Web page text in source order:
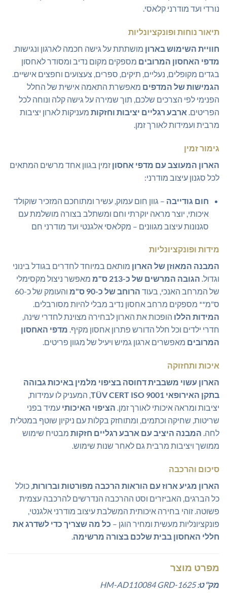
נורדי ועד מודרני קלאסי.
תיאור נוחות ופונקציונליות
חוויית השימוש בארון מושתתת על גישה חכמה לארגון ונגישות.
מדפי האחסון המרובים מספקים מקום נדיב ומסודר לאחסון
בגדים מקופלים, נעליים, תיקים, ספרים, צעצועים וחפצים אישיים.
הגמישות של המדפים מאפשרת התאמה אישית של החלל
הפנימי לפי הצרכים שלכם, תוך שמירה על גישה קלה ונוחה לכל
הפריטים. ארבע רגליים יציבות וחזקות מעניקות לארון יציבות
מרבית ועמידות לאורך זמן.
גימור זמין
הארון המעוצב עם מדפי אחסון זמין בגוון אחד מרשים המתאים
לכל סגנון עיצוב מודרני:
חום גודייבה – גוון חום עמוק, עשיר ומתוחכם המזכיר שוקולד
איכותי, יוצר מראה יוקרתי וחם ומשתלב בצורה מושלמת עם
סגנונות עיצוב מגוונים – מקלאסי אלגנטי ועד מודרני חם
מידות ופונקציונליות
המבנה המאוזן של הארון מותאם במיוחד לחדרים בגודל בינוני
וגדול. הגובה המרשים של כ-213 ס"מ
מאפשר ניצול מקסימלי
של המרחב האנכי, בעוד הרוחב של כ-90 ס"מ
והעומק של כ-60
ס"מ** מספקים מרחב אחסון נדיב מבלי להיות מסורבלים.
המידות הללו הופכות את הארון לבחירה מצוינת לחדרי שינה,
חדרי ילדים וכל חלל הדורש פתרון אחסון מקיף. מדפי האחסון
המרובים מאפשרים ארגון גמיש ויעיל של מגוון פריטים.
איכות ותחזוקה
הארון עשוי משבבית דחוסה בציפוי מלמין באיכות גבוהה
בתקן האירופאי TÜV CERT ISO 9001
, המעניק לו עמידות,
יציבות ומראה איכותי לאורך זמן. הציפוי האיכותי עמיד בפני
שריטות, שחיקה וכתמים, ומתוחזק בקלות עם ניקיון שוטף במטלית
לחה. המבנה היציב עם ארבע רגליים חזקות מבטיח שימוש
ממושך ויציבות מרבית גם לאחר שנות שימוש.
סיכום והרכבה
הארון מגיע ארוז עם הוראות הרכבה מפורטות וברורות, כולל
כל הברגים, האביזרים וסט ההרכבה הנדרשים להרכבה עצמית
פשוטה. זוהי בחירה איכותית המשלבת עיצוב מודרני אלגנטי,
פונקציונליות מעשית ומחיר הוגן – כל מה שצריך כדי לשדרג את
חללי האחסון בבית שלכם בצורה מרשימה.
מפרט מוצר
מק"ט: HM-AD110084 GRD-1625